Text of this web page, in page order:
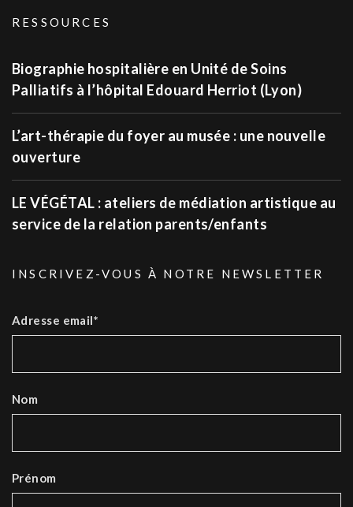
RESSOURCES
Biographie hospitalière en Unité de Soins
Palliatifs à l’hôpital Edouard Herriot (Lyon)
L’art-thérapie du foyer au musée : une nouvelle
ouverture
LE VÉGÉTAL : ateliers de médiation artistique au
service de la relation parents/enfants
INSCRIVEZ-VOUS À NOTRE NEWSLETTER
Adresse email*
Nom
Prénom